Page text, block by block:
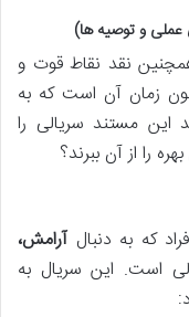
عملی و توصیه ها)
نقد نقاط قوت و
زمان آن است که به
مستند سریالی را
را از آن ببرند؟
که به دنبالآرامش،
است. این سریال به